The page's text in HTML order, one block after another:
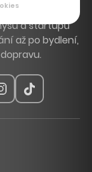
tématům, která
a startupů
až po bydlení,